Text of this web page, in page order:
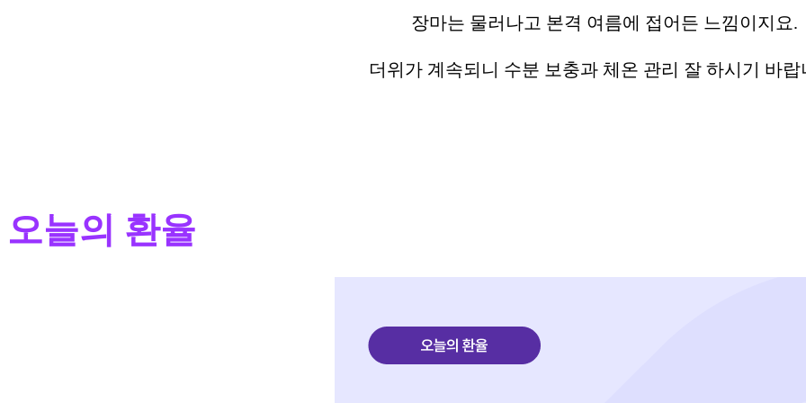
장마는 물러나고 본격 여름에 접어든 느낌이지요.
더위가 계속되니 수분 보충과 체온 관리 잘 하시기 바랍
오늘의 환율